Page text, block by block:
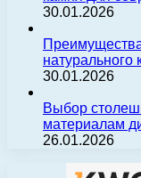
30.01.2026
30.01.2026
Выбор
материалам
26.01.2026